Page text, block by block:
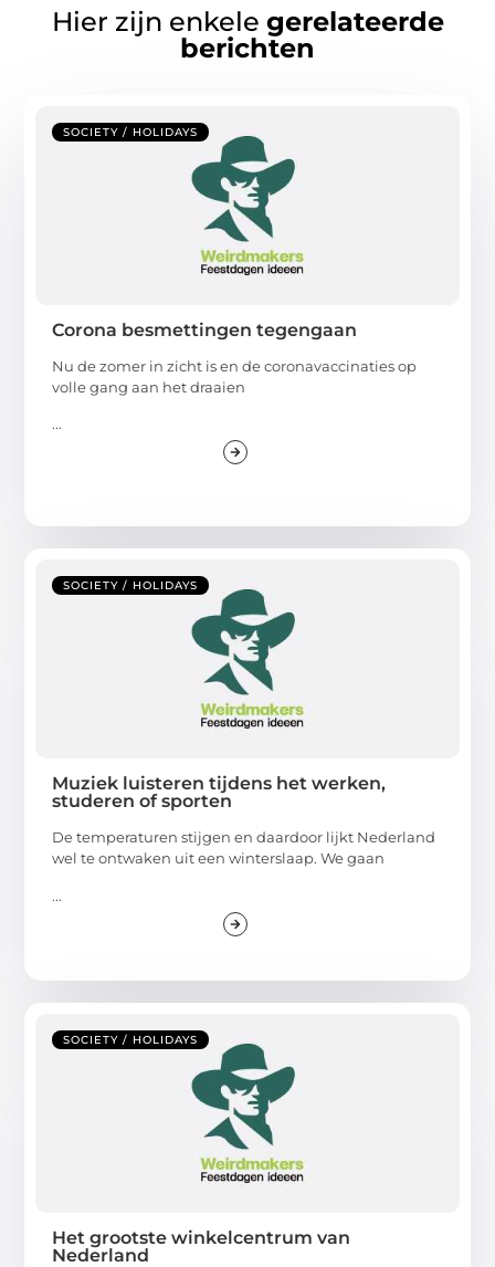
Hier zijn enkele gerelateerde
berichten
SOCIETY / HOLIDAYS
Corona besmettingen tegengaan
Nu de zomer in zicht is en de coronavaccinaties op
volle gang aan het draaien
...
SOCIETY / HOLIDAYS
Muziek luisteren tijdens het werken,
studeren of sporten
De temperaturen stijgen en daardoor lijkt Nederland
wel te ontwaken uit een winterslaap. We gaan
...
SOCIETY / HOLIDAYS
Het grootste winkelcentrum van
Nederland